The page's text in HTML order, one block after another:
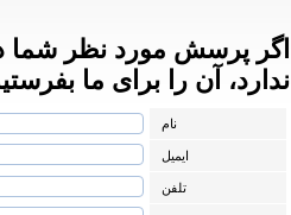
اگر پرسش مورد نظر شما
ندارد، آن را برای ما
نام
ایمیل
تلفن